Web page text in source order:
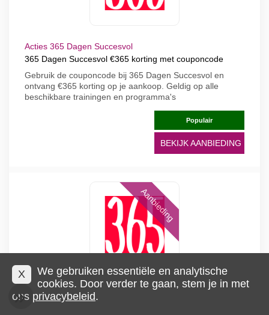
Acties 365 Dagen Succesvol
365 Dagen Succesvol €365 korting met couponcode
Gebruik de couponcode bij 365 Dagen Succesvol en
ontvang €365 korting op je aankoop. Geldig op alle
beschikbare trainingen en programma's
Populair
BEKIJK AANBIEDING
Aanbieding
Acties 365 Dagen Succesvol
365 Dagen Succesvol korting op Lekker Slapen training
X
We gebruiken essentiële en analytische
cookies. Door verder te gaan, stem je in met
ons privacybeleid.